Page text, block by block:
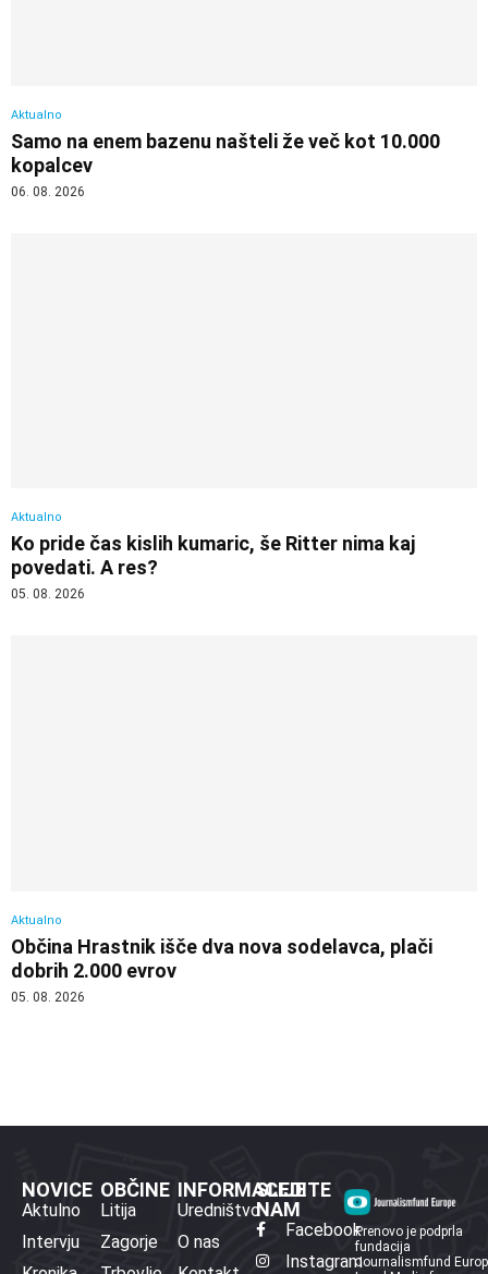
Aktualno
Samo na enem bazenu našteli že več kot 10.000
kopalcev
06. 08. 2026
Aktualno
Ko pride čas kislih kumaric, še Ritter nima kaj
povedati. A res?
05. 08. 2026
Aktualno
Občina Hrastnik išče dva nova sodelavca, plači
dobrih 2.000 evrov
05. 08. 2026
NOVICE
Aktulno
Intervju
OBČINE
Litija
Zagorje
INFORMACIJE
Uredništvo
O nas
SLEDITE
NAM
Facebook
Instagram
Prenovo je podprla
fundacija
Journalismfund